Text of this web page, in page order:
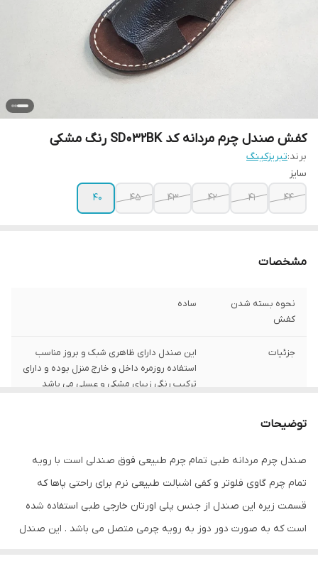
کفش صندل چرم مردانه کد SD032BK رنگ مشکی
برند:تبریزکینگ
سایز
44
41
42
43
45
40
مشخصات
نحوه بسته شدن
کفش
ساده
جزئیات
این صندل دارای ظاهری شبک و بروز مناسب
استفاده روزمره داخل و خارج منزل بوده و دارای
ترکیب رنگی زیبای مشکی و عسلی می باشد
نگهداری
جنس چرم طبیعی
توضیحات
صندل چرم مردانه طبی تمام چرم طبیعی فوق صندلی است با رویه
تمام چرم گاوی فلوتر و کفی اشبالت طبیعی نرم برای راحتی پاها که
قسمت زیره این صندل از جنس پلی اورتان خارجی طبی استفاده شده
است که به صورت دور دوز به رویه چرمی متصل می باشد . این صندل